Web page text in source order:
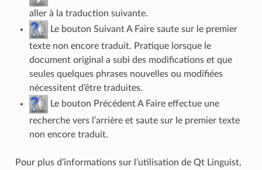
aller à la traduction suivante.
Le bouton Suivant A Faire saute sur le premier
texte non encore traduit. Pratique lorsque le
document original a subi des modifications et que
seules quelques phrases nouvelles ou modifiées
nécessitent d’être traduites.
Le bouton Précédent A Faire effectue une
recherche vers l’arrière et saute sur le premier texte
non encore traduit.
Pour plus d’informations sur l’utilisation de Qt Linguist,